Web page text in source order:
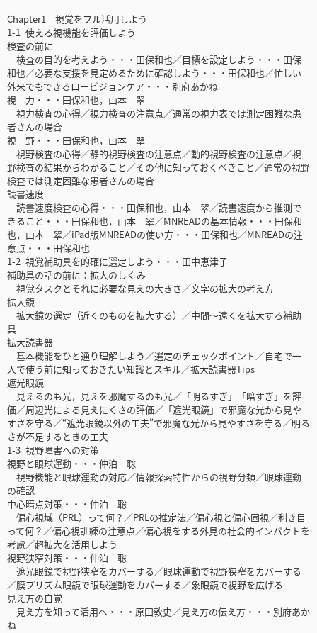
Chapter1 視覚をフル活用しよう
1-1 使える視機能を評価しよう
検査の前に
検査の目的を考えよう・・・田保和也／目標を設定しよう・・・田保
和也／必要な支援を見定めるために確認しよう・・・田保和也／忙しい
外来でもできるロービジョンケア・・・別府あかね
視 力・・・田保和也，山本 翠
視力検査の心得／視力検査の注意点／通常の視力表では測定困難な患
者さんの場合
視 野・・・田保和也，山本 翠
視野検査の心得／静的視野検査の注意点／動的視野検査の注意点／視
野検査の結果からわかること／その他に知っておくべきこと／通常の視野
検査では測定困難な患者さんの場合
読書速度
読書速度検査の心得・・・田保和也，山本 翠／読書速度から推測で
きること・・・田保和也，山本 翠／MNREADの基本情報・・・田保和
也，山本 翠／iPad版MNREADの使い方・・・田保和也／MNREADの注
意点・・・田保和也
1-2 視覚補助具を的確に選定しよう・・・田中恵津子
補助具の話の前に：拡大のしくみ
視覚タスクとそれに必要な見えの大きさ／文字の拡大の考え方
拡大鏡
拡大鏡の選定（近くのものを拡大する）／中間〜遠くを拡大する補助
具
拡大読書器
基本機能をひと通り理解しよう／選定のチェックポイント／自宅で一
人で使う前に知っておきたい知識とスキル／拡大読書器Tips
遮光眼鏡
見えるのも光，見えを邪魔するのも光／「明るすぎ」「暗すぎ」を評
価／周辺光による見えにくさの評価／「遮光眼鏡」で邪魔な光から見や
すさを守る／“遮光眼鏡以外の工夫”で邪魔な光から見やすさを守る／明る
さが不足するときの工夫
1-3 視野障害への対策
視野と眼球運動・・・仲泊 聡
視野機能と眼球運動の対応／情報探索特性からの視野分類／眼球運動
の確認
中心暗点対策・・・仲泊 聡
偏心視域（PRL）って何？／PRLの推定法／偏心視と偏心固視／利き目
って何？／偏心視訓練の注意点／偏心視をする外見の社会的インパクトを
考慮／超拡大を活用しよう
視野狭窄対策・・・仲泊 聡
遮光眼鏡で視野狭窄をカバーする／眼球運動で視野狭窄をカバーする
／膜プリズム眼鏡で眼球運動をカバーする／象眼鏡で視野を広げる
見え方の自覚
見え方を知って活用へ・・・原田敦史／見え方の伝え方・・・別府あか
ね